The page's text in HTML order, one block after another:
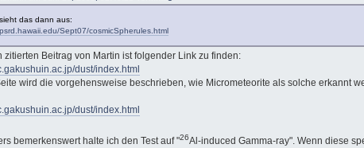
das dann aus:
Sept07/cosmicSpherules.html
zitierten Beitrag von Martin ist folgender Link zu finden:
dust/index.html
wird die vorgehensweise beschrieben, wie Micrometeorite als solche erkannt
dust/index.html
bemerkenswert halte ich den Test auf "26Al-induced Gamma-ray". Wenn diese